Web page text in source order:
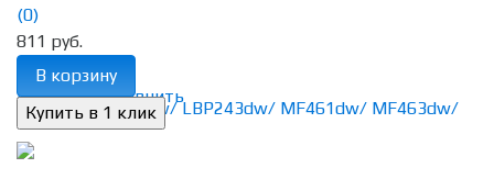
избранное сравнить
(0)
811 руб.
В корзину